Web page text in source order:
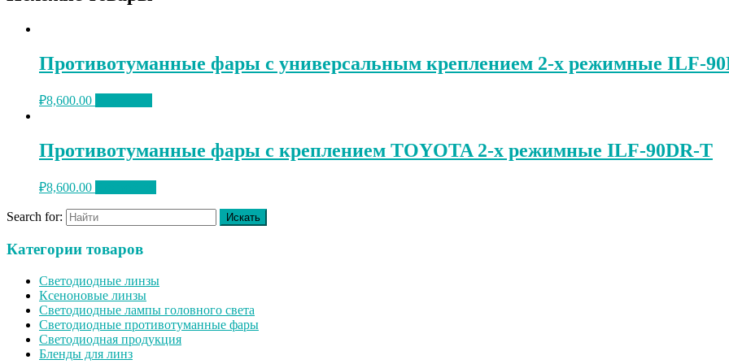
Противотуманные фары с универсальным креплением 2-х режимные ILF-
₽8,600.00
Противотуманные фары с креплением TOYOTA 2-х режимные ILF-90DR-T
₽8,600.00
Search for:
Категории товаров
Светодиодные линзы
Ксеноновые линзы
Светодиодные лампы головного света
Светодиодные противотуманные фары
Светодиодная продукция
Бленды для линз